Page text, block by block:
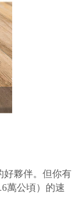
好夥伴。但你有
萬公頃）的速